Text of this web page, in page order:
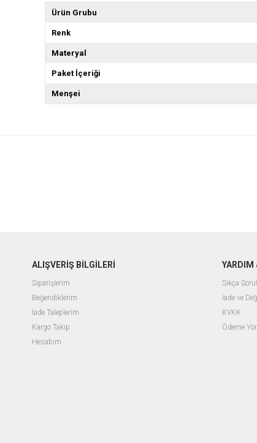
Ürün Grubu
Renk
Materyal
Paket İçeriği
Menşei
ALIŞVERİŞ BİLGİLERİ
Siparişlerim
Beğendiklerim
İade Taleplerim
Kargo Takip
Hesabım
YARDIM
Sıkça
İade ve
KVKK
Ödeme